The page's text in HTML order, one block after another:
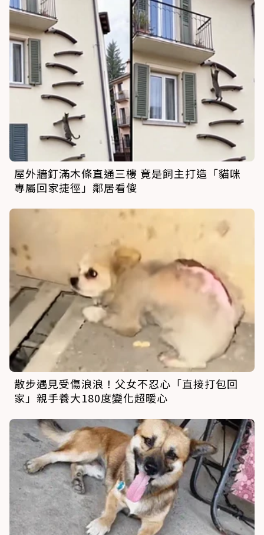
屋外牆釘滿木條直通三樓 竟是飼主打造「貓咪
專屬回家捷徑」鄰居看傻
散步遇見受傷浪浪！父女不忍心「直接打包回
家」親手養大180度變化超暖心